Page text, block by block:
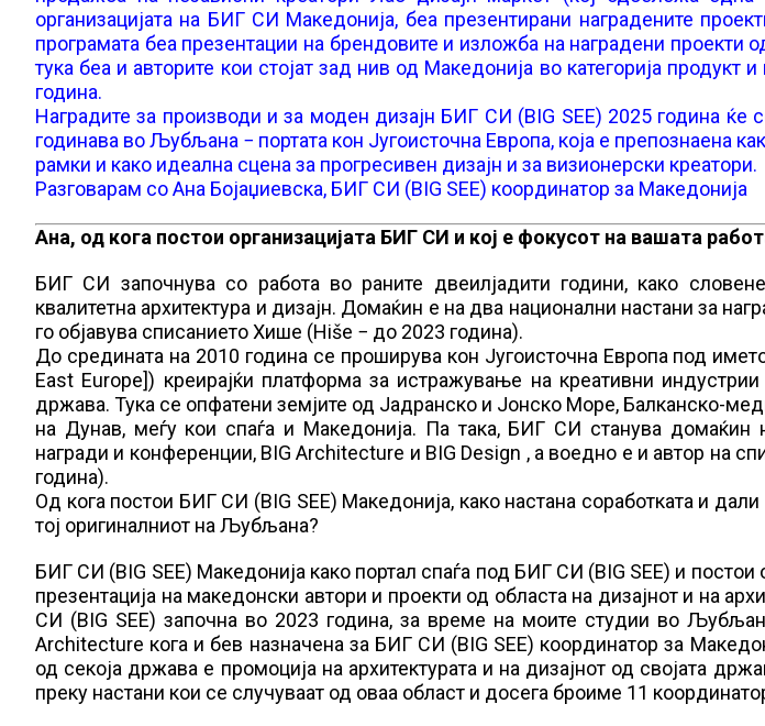
организацијата на БИГ СИ Македонија, беа презентирани наградените
програмата беа презентации на брендовите и изложба на наградени проекти
тука беа и авторите кои стојат зад нив од Македонија во категорија
година.
Наградите за производи и за моден дизајн БИГ СИ (BIG SEE) 2025 година
годинавa во Љубљана − портата кон Југоисточна Европа, која е препознаена
рамки и како идеална сцена за прогресивен дизајн и за визионерски креатори.
Разговарам со Ана Бојаџиевска, БИГ СИ (BIG SEE) координатор за Македонија
Ана, од кога постои организацијата БИГ СИ и кој е фокусот на вашата
БИГ СИ започнува со работа во раните двеилјадити години, како
квалитетна архитектура и дизајн. Домаќин е на два национални настани за
го објавува списанието Хише (Hiše − до 2023 година).
До средината на 2010 година се проширува кон Југоисточна Европа под
East Europe]) креирајќи платформа за истражување на креативни
држава. Тука се опфатени земјите од Јадранско и Јонско Море, Балканско-
на Дунав, меѓу кои спаѓа и Македонија. Па така, БИГ СИ станува домаќин
награди и конференции, BIG Architecture и BIG Design , а воедно е и автор на
година).
Од кога постои БИГ СИ (BIG SEE) Македонија, како настана соработката и
тој оригиналниот на Љубљана?
БИГ СИ (BIG SEE) Македонија како портал спаѓа под БИГ СИ (BIG SEE) и постои
презентација на македонски автори и проекти од областа на дизајнот и на
СИ (BIG SEE) започна во 2023 година, за време на моите студии во
Architecture кога и бев назначена за БИГ СИ (BIG SEE) координатор за
од секоја држава е промоција на архитектурата и на дизајнот од својата
преку настани кои се случуваат од оваа област и досега броиме 11